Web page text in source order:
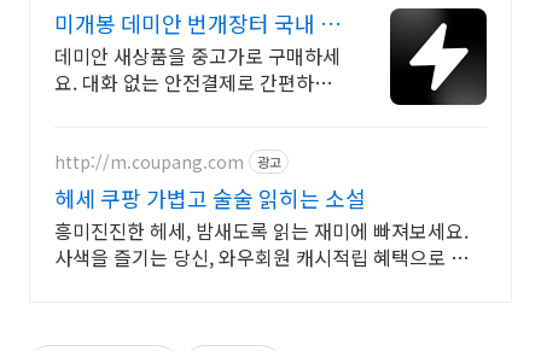
미개봉 데미안 번개장터 국내 최
대 브랜드 중고거래
데미안 새상품을 중고가로 구매하세
요. 대화 없는 안전결제로 간편하게!
상품 업로드
http://m.coupang.com 광고
헤세 쿠팡 가볍고 술술 읽히는 소설
흥미진진한 헤세, 밤새도록 읽는 재미에 빠져보세요.
사색을 즐기는 당신, 와우회원 캐시적립 혜택으로 구매